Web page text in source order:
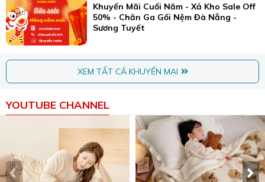
Khuyến Mãi Cuối Năm - Xả Kho Sale Off
50% - Chăn Ga Gối Nệm Đà Nẵng -
Sương Tuyết
XEM TẤT CẢ KHUYẾN MẠI
YOUTUBE CHANNEL